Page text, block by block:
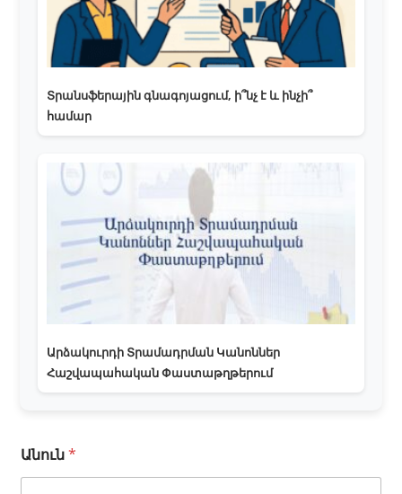
Տրանսֆերային գնագոյացում, ի՞նչ է և ինչի՞
համար
Արձակուրդի Տրամադրման Կանոններ
Հաշվապահական Փաստաթղթերում
*
Անուն*